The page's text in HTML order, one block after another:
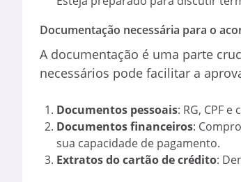
Documentação necessária para o
A documentação é uma parte
necessários pode facilitar a
Documentos pessoais: RG, CPF
Documentos financeiros:
sua capacidade de pagamento.
Extratos do cartão de crédito: